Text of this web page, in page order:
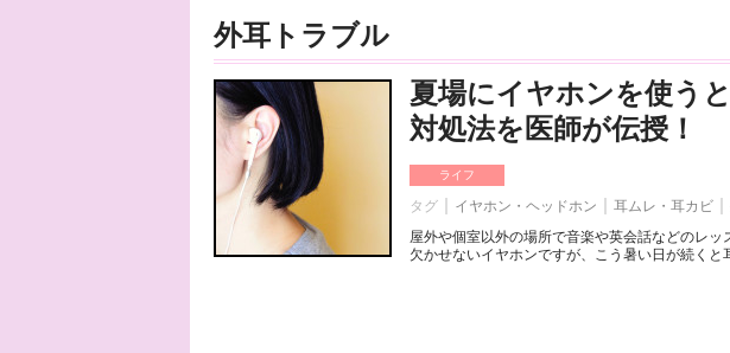
外耳トラブル
夏場にイヤホンを使う
対処法を医師が伝授！
ライフ
タグ イヤホン・ヘッドホン 耳ムレ・耳カビ
屋外や個室以外の場所で音楽や英会話などのレ
欠かせないイヤホンですが、こう暑い日が続くと